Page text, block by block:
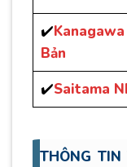
✔️
Bản
✔️Saitama
THÔNG TIN